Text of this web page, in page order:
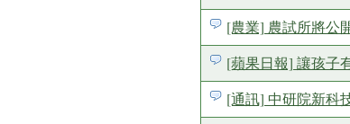
[農業] 農試所將公
[蘋果日報] 讓孩子
[通訊] 中研院新科